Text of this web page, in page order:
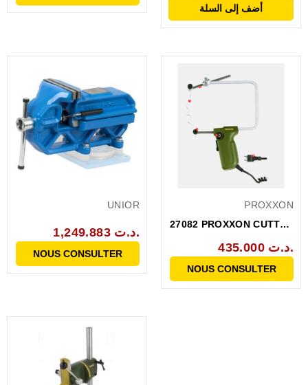
أضف إلى السلة
UNIOR
1,249.883 د.ت.
NOUS CONSULTER
PROXXON
27082 PROXXON CUTTER
435.000 د.ت.
NOUS CONSULTER